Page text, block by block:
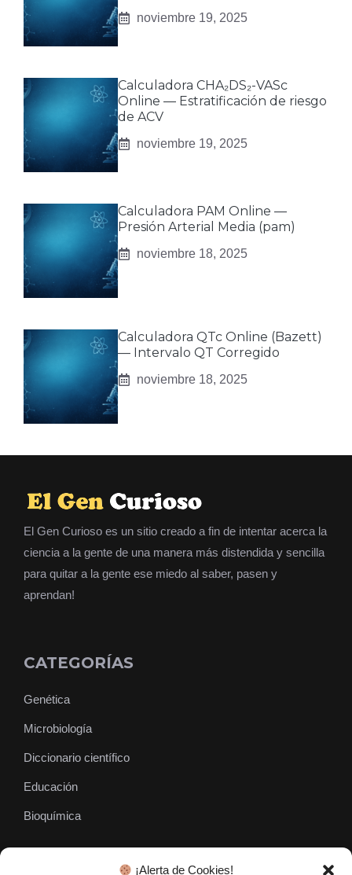
¡Alerta de Cookies!
noviembre 19, 2025
Calculadora CHA₂DS₂-VASc
Online — Estratificación de riesgo
de ACV
noviembre 19, 2025
Calculadora PAM Online —
Presión Arterial Media (pam)
noviembre 18, 2025
Calculadora QTc Online (Bazett)
— Intervalo QT Corregido
noviembre 18, 2025
El Gen Curioso es un sitio creado a fin de intentar acerca la
ciencia a la gente de una manera más distendida y sencilla
para quitar a la gente ese miedo al saber, pasen y
aprendan!
CATEGORÍAS
Genética
Microbiología
Diccionario científico
Educación
Bioquímica